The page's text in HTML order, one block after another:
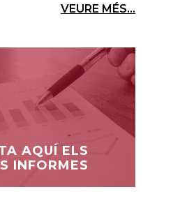
VEURE MÉS...
AQUÍ ELS
INFORMES